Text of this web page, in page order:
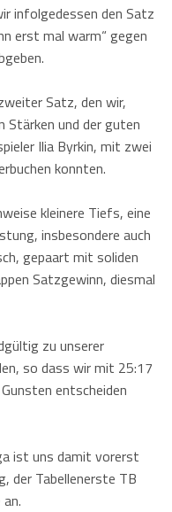
infolgedessen den Satz
erst mal warm“ gegen
Satz, den wir,
Stärken und der guten
Ilia Byrkin, mit zwei
konnten.
kleinere Tiefs, eine
insbesondere auch
gepaart mit soliden
Satzgewinn, diesmal
zu unserer
so dass wir mit 25:17
entscheiden
ist uns damit vorerst
der Tabellenerste TB